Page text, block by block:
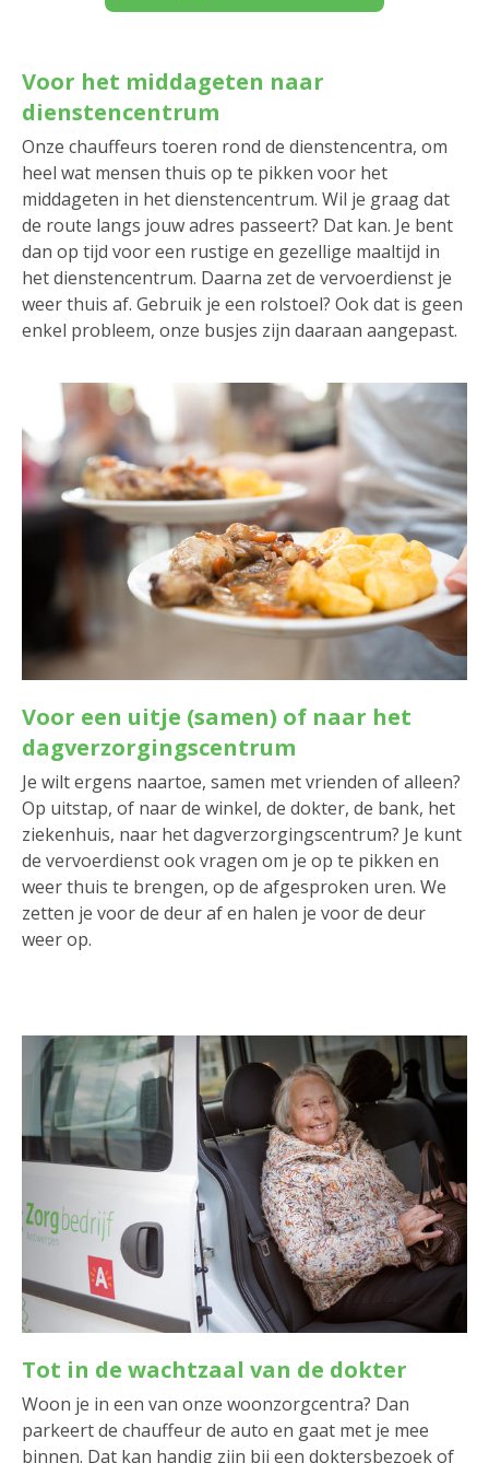
Voor het middageten naar
dienstencentrum
Onze chauffeurs toeren rond de dienstencentra, om
heel wat mensen thuis op te pikken voor het
middageten in het dienstencentrum. Wil je graag dat
de route langs jouw adres passeert? Dat kan. Je bent
dan op tijd voor een rustige en gezellige maaltijd in
het dienstencentrum. Daarna zet de vervoerdienst je
weer thuis af. Gebruik je een rolstoel? Ook dat is geen
enkel probleem, onze busjes zijn daaraan aangepast.
Voor een uitje (samen) of naar het
dagverzorgingscentrum
Je wilt ergens naartoe, samen met vrienden of alleen?
Op uitstap, of naar de winkel, de dokter, de bank, het
ziekenhuis, naar het dagverzorgingscentrum? Je kunt
de vervoerdienst ook vragen om je op te pikken en
weer thuis te brengen, op de afgesproken uren. We
zetten je voor de deur af en halen je voor de deur
weer op.
Tot in de wachtzaal van de dokter
Woon je in een van onze woonzorgcentra? Dan
parkeert de chauffeur de auto en gaat met je mee
binnen. Dat kan handig zijn bij een doktersbezoek of